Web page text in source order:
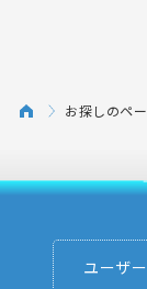
お探しのペ
ユーザ